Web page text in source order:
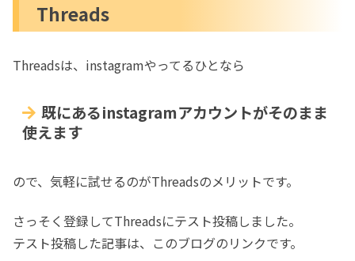
インスタンスは別に自分で用意しなく
ても良い
Twitterと併用しますが、Twitterに青い鳥
Threads
Threadsは、instagramやってるひとなら
既にあるinstagramアカウントがそのまま
使えます
ので、気軽に試せるのがThreadsのメリットです。
さっそく登録してThreadsにテスト投稿しました。
テスト投稿した記事は、このブログのリンクです。